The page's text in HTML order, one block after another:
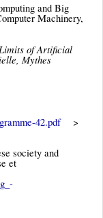
and Big
Machinery,
of Artificial
Mythes
42.pdf
>
society and
et